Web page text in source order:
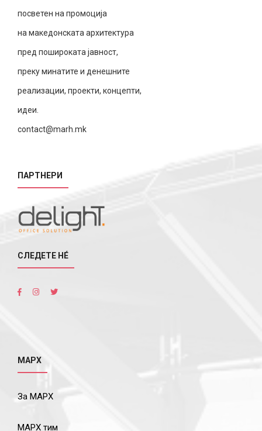
посветен на промоција
на македонската архитектура
пред пошироката јавност,
преку минатите и денешните
реализации, проекти, концепти,
идеи.
contact@marh.mk
ПАРТНЕРИ
СЛЕДЕТЕ НÉ
МАРХ
За МАРХ
МАРХ тим